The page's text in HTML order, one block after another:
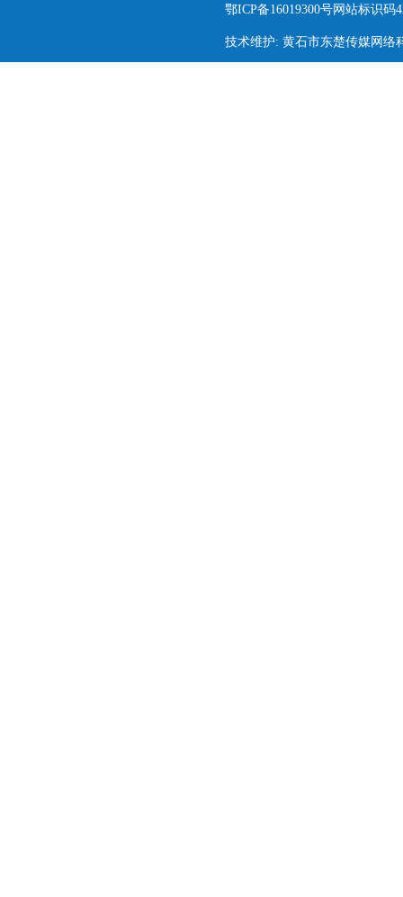
鄂ICP备16019300号网站标识码
技术维护: 黄石市东楚传媒网络